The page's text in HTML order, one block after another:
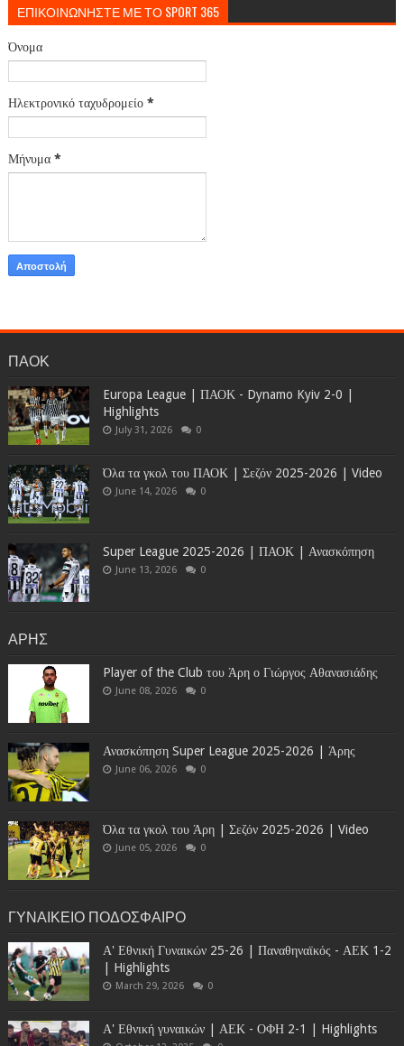
ΕΠΙΚΟΙΝΩΝΗΣΤΕ ΜΕ ΤΟ SPORT 365
Όνομα
Ηλεκτρονικό ταχυδρομείο *
Μήνυμα *
ΠΑΟΚ
Europa League | ΠΑΟΚ - Dynamo Kyiv 2-0 |
Highlights
July 31, 2026 0
Όλα τα γκολ του ΠΑΟΚ | Σεζόν 2025-2026 | Video
June 14, 2026 0
Super League 2025-2026 | ΠΑΟΚ | Ανασκόπηση
June 13, 2026 0
ΑΡΗΣ
Player of the Club του Άρη ο Γιώργος Αθανασιάδης
June 08, 2026 0
Ανασκόπηση Super League 2025-2026 | Άρης
June 06, 2026 0
Όλα τα γκολ του Άρη | Σεζόν 2025-2026 | Video
June 05, 2026 0
ΓΥΝΑΙΚΕΙΟ ΠΟΔΟΣΦΑΙΡΟ
Α' Εθνική Γυναικών 25-26 | Παναθηναϊκός - ΑΕΚ 1-2
| Highlights
March 29, 2026 0
Α' Εθνική γυναικών | ΑΕΚ - ΟΦΗ 2-1 | Highlights